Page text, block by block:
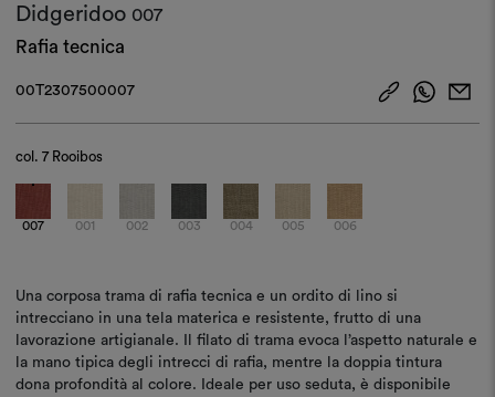
Didgeridoo 007
Rafia tecnica
00T2307500007
col.7 Rooibos
007 001 002 003 004 005 006
Una corposa trama di rafia tecnica e un ordito di lino si
intrecciano in una tela materica e resistente, frutto di una
lavorazione artigianale. Il filato di trama evoca l’aspetto naturale e
la mano tipica degli intrecci di rafia, mentre la doppia tintura
dona profondità al colore. Ideale per uso seduta, è disponibile